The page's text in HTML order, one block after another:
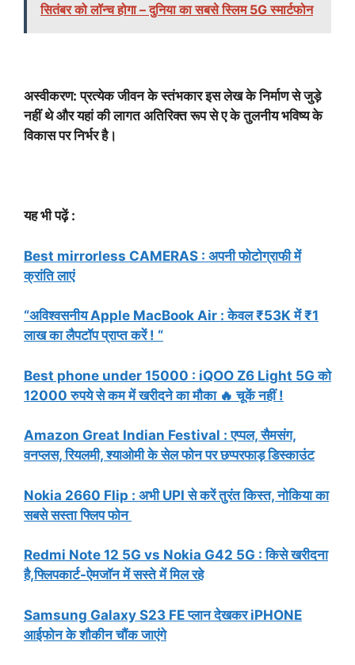
सितंबर को लॉन्च होगा – दुनिया का सबसे स्लिम 5G स्मार्टफोन
अस्वीकरण: प्रत्येक जीवन के स्तंभकार इस लेख के निर्माण से जुड़े
नहीं थे और यहां की लागत अतिरिक्त रूप से ए के तुलनीय भविष्य के
विकास पर निर्भर है।
यह भी पढ़ें :
Best mirrorless CAMERAS : अपनी फोटोग्राफी में
क्रांति लाएं
“अविश्वसनीय Apple MacBook Air : केवल ₹53K में ₹1
लाख का लैपटॉप प्राप्त करें ! “
Best phone under 15000 : iQOO Z6 Light 5G को
12000 रुपये से कम में खरीदने का मौका 🔥 चूकें नहीं !
Amazon Great Indian Festival : एप्पल, सैमसंग,
वनप्लस, रियलमी, श्याओमी के सेल फोन पर छप्परफाड़ डिस्काउंट
Nokia 2660 Flip : अभी UPI से करें तुरंत किस्त, नोकिया का
सबसे सस्ता फ्लिप फोन
Redmi Note 12 5G vs Nokia G42 5G : किसे खरीदना
है,फ्लिपकार्ट-ऐमजॉन में सस्ते में मिल रहे
Samsung Galaxy S23 FE प्लान देखकर iPHONE
आईफोन के शौकीन चौंक जाएंगे